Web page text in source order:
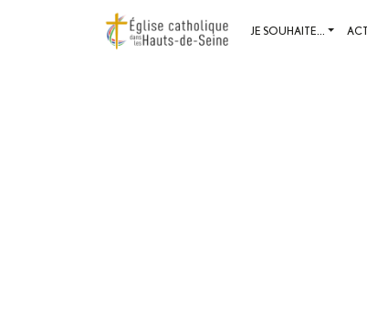
JE SOUHAITE...